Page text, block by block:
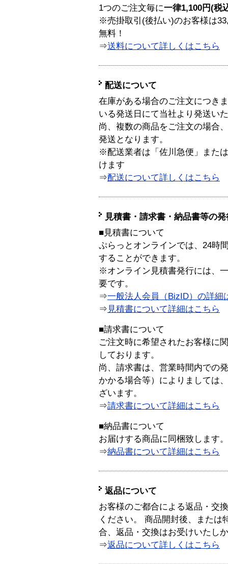
1つのご注文毎に一律1,100円(税
※売掛取引(後払い)のお客様は
無料！
⇒送料について詳しくはこちら
配送について
在庫がある場合のご注文につき
いる発送日にて当社より発送い
尚、複数の商品をご注文の場合
発送となります。
※配送業者は「佐川急便」また
けます
⇒配送について詳しくはこちら
見積書・請求書・納品書等の
■見積書について
ぷらっとオンラインでは、24時
することができます。
※オンライン見積書発行には、
要です。
⇒一般法人会員（BizID）の詳細
⇒ 見積書について詳細はこちら
■請求書について
ご注文時に希望されたお客様に
しております。
尚、請求書は、営業時間内での
かかる場合等）によりましては
ざいます。
⇒請求書について詳細はこちら
■納品書について
お届けする商品に同梱致します。
⇒納品書について詳細はこちら
返品について
お客様のご都合による返品・交
ください。 商品開封後、または
合、返品・交換はお受けいたし
⇒返品について詳しくはこちら